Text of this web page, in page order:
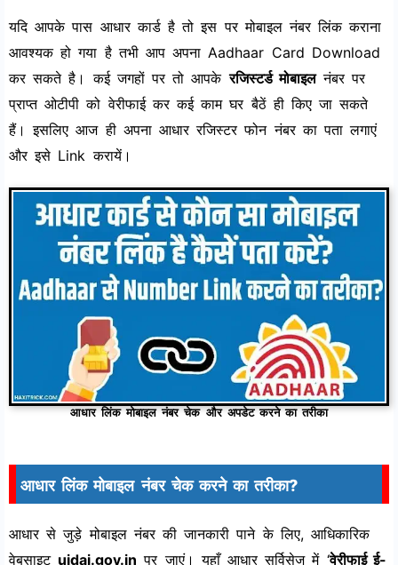
यदि आपके पास आधार कार्ड है तो इस पर मोबाइल नंबर लिंक कराना
आवश्यक हो गया है तभी आप अपना Aadhaar Card Download
कर सकते है। कई जगहों पर तो आपकेरजिस्टर्ड मोबाइलनंबर पर
प्राप्त ओटीपी को वेरीफाई कर कई काम घर बैठें ही किए जा सकते
हैं। इसलिए आज ही अपना आधार रजिस्टर फोन नंबर का पता लगाएं
और इसे Link करायें।
आधार लिंक मोबाइल नंबर चेक और अपडेट करने का तरीका
आधार लिंक मोबाइल नंबर चेक करने का तरीका?
आधार से जुड़े मोबाइल नंबर की जानकारी पाने के लिए, आधिकारिक
वेबसाइट uidai.gov.in पर जाएं। यहाँ आधार सर्विसेज में ‘वेरीफाई ई-